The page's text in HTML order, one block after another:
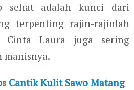
sehat adalah kunci dari
terpenting rajin-rajinlah
Cinta Laura juga sering
manisnya.
Cantik Kulit Sawo Matang